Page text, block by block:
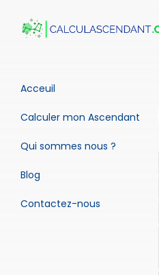
Acceuil
Calculer mon Ascendant
Qui sommes nous ?
Blog
Contactez-nous